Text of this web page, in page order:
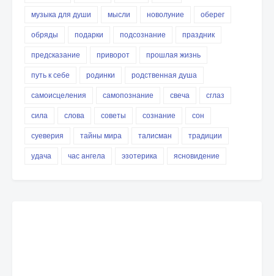
музыка для души
мысли новолуние
оберег
обряды
подарки подсознание
праздник
предсказание
приворот
прошлая жизнь
путь к себе
родинки
родственная душа
самоисцеления
самопознание свеча
сглаз
сила
слова советы сознание
сон
суеверия
тайны мира талисман
традиции
удача
час ангела эзотерика ясновидение